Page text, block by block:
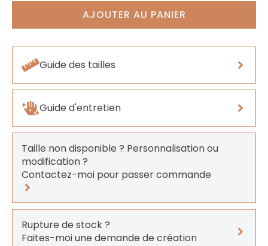
AJOUTER AU PANIER
Guide des tailles
Guide d'entretien
Taille non disponible ? Personnalisation ou
modification ?
Contactez-moi pour passer commande
Rupture de stock ?
Faites-moi une demande de création